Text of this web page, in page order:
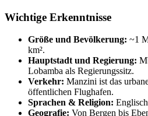
Wichtige Erkenntnisse
Größe und Bevölkerung: ~1
km².
Hauptstadt und Regierung:
Lobamba als Regierungssitz.
Verkehr: Manzini ist das
öffentlichen Flughafen.
Sprachen & Religion:
Geografie: Von Bergen bis